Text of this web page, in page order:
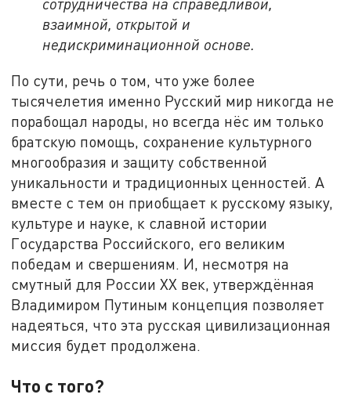
сотрудничества на справедливой,
взаимной, открытой и
недискриминационной основе.
По сути, речь о том, что уже более
тысячелетия именно Русский мир никогда не
порабощал народы, но всегда нёс им только
братскую помощь, сохранение культурного
многообразия и защиту собственной
уникальности и традиционных ценностей. А
вместе с тем он приобщает к русскому языку,
культуре и науке, к славной истории
Государства Российского, его великим
победам и свершениям. И, несмотря на
смутный для России XX век, утверждённая
Владимиром Путиным концепция позволяет
надеяться, что эта русская цивилизационная
миссия будет продолжена.
Что с того?